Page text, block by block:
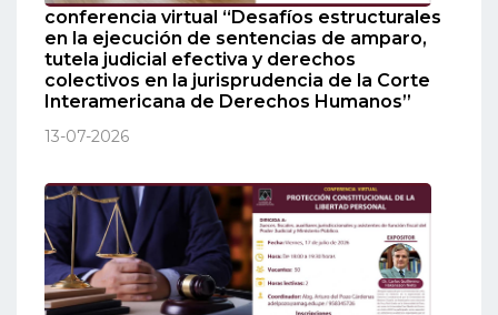
conferencia virtual “Desafíos estructurales
en la ejecución de sentencias de amparo,
tutela judicial efectiva y derechos
colectivos en la jurisprudencia de la Corte
Interamericana de Derechos Humanos”
13-07-2026